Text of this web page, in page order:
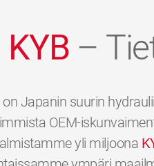
KYB –
on Japanin suurin
OEM-
yli miljoona